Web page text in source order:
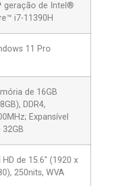
geração de Intel®
i7-11390H
11 Pro
de 16GB
DDR4,
Expansível
32GB
HD de 15.6″ (1920 x
250nits, WVA